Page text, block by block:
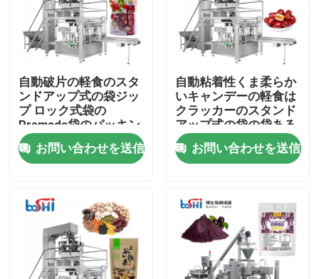
粉末包装機
縦のパッキング機械
顆粒包装機
軽食のパッキング機械
冷凍食品のパッキング機械
自動破片の軽食のスタ
ンドアップ式の袋ジッ
プ ロック式袋の
Premade袋のパッキン
グ機械
お問い合わせを送信
自動粘着性くま柔らか
いキャンデーの軽食は
クラッカーのスタンド
アップ式の袋の袋ある
特定のパッキング機械
を欠くお問い合わせを送信